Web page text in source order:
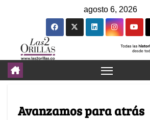
agosto 6, 2026
Avanzamos para atrás